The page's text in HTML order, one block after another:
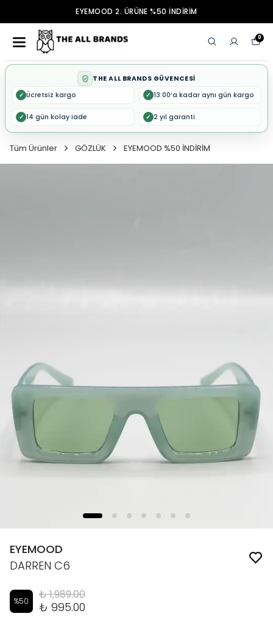
EYEMOOD 2. ÜRÜNE %50 İNDİRİM
0
THE ALL BRANDS GÜVENCESİ
✓ Ücretsiz kargo ✓ 13:00’a kadar aynı gün kargo
✓ 14 gün kolay iade ✓ 2 yıl garanti
Tüm Ürünler GÖZLÜK EYEMOOD %50 İNDİRİM
EYEMOOD
DARREN C6
%50 ₺ 1,989.00
₺ 995.00